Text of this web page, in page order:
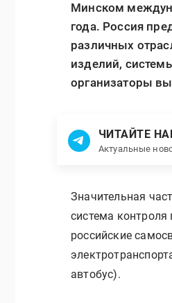
Минском
года. Россия
различных
изделий,
организаторы
ЧИТАЙТЕ
Актуальные
Значительная
система контроля
российские
автобус).